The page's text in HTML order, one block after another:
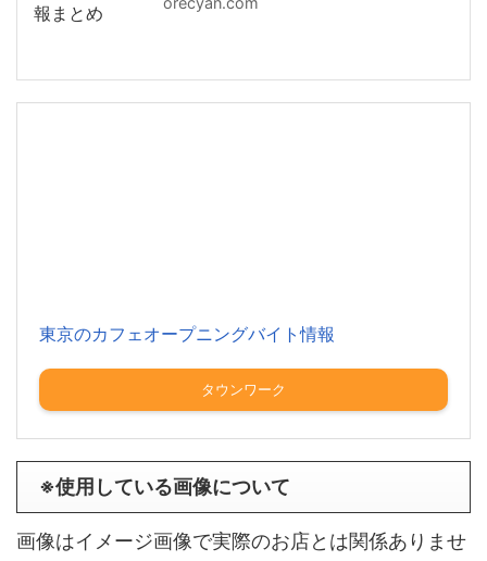
東京のカフェオープニングバイト情報
タウンワーク
※使用している画像について
画像はイメージ画像で実際のお店とは関係ありませ